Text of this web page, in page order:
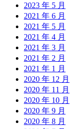
2023 年 5 月
2021 年 6 月
2021 年 5 月
2021 年 4 月
2021 年 3 月
2021 年 2 月
2021 年 1 月
2020 年 12 月
2020 年 11 月
2020 年 10 月
2020 年 9 月
2020 年 8 月